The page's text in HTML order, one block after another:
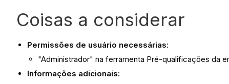
Coisas a considerar
Permissões de usuário necessárias:
"Administrador" na ferramenta Pré-qualificações da
Informações adicionais: